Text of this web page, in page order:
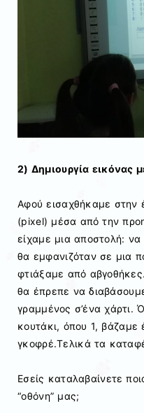
2) Δημιουργία εικόνας
Αφού εισαχθήκαμε στην
(pixel) μέσα από την
είχαμε μια αποστολή:
θα εμφανιζόταν σε μια
φτιάξαμε από
θα έπρεπε να
γραμμένος σ’ένα
κουτάκι, όπου 1, βάζαμε
γκοφρέ.Τελικά τα
Εσείς καταλαβαίνετε
“οθόνη” μας;